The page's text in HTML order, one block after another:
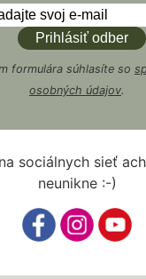
formulára súhlasíte so
osobných údajov.
sociálnych sieť
neunikne :-)